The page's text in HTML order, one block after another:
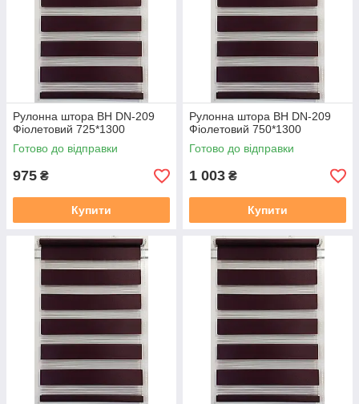
Рулонна штора ВН DN-209
Фіолетовий 725*1300
Готово до відправки
975 ₴
Купити
Рулонна штора ВН DN-209
Фіолетовий 750*1300
Готово до відправки
1 003 ₴
Купити